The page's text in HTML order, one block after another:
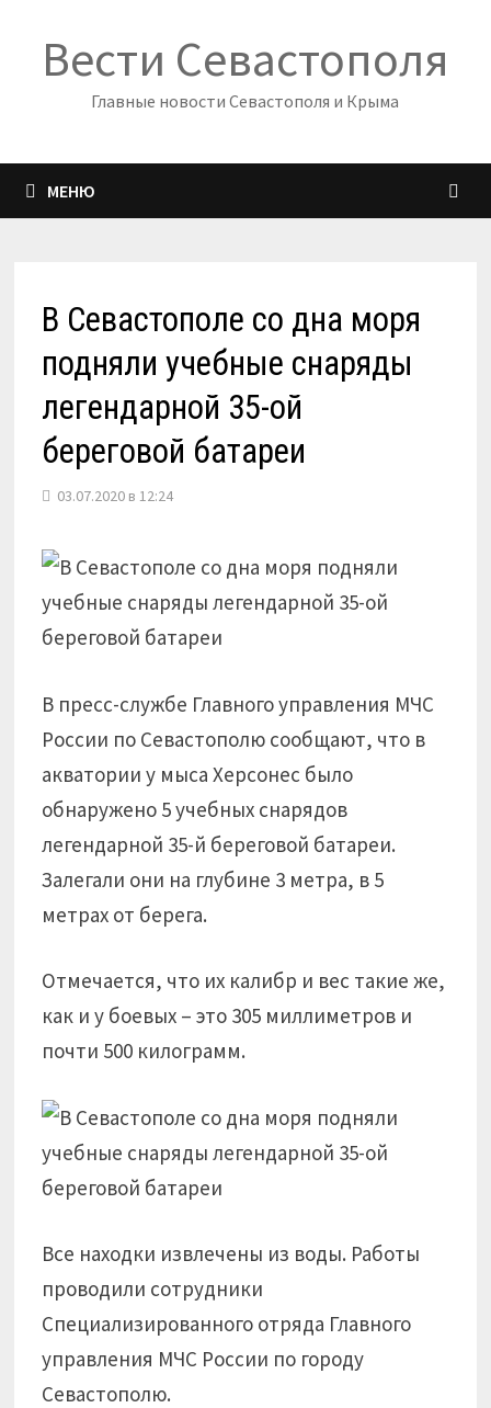
содержимому
Вести Севастополя
Главные новости Севастополя и Крыма
МЕНЮ
В Севастополе со дна моря
подняли учебные снаряды
легендарной 35-ой
береговой батареи
03.07.2020 в 12:24
В пресс-службе Главного управления МЧС
России по Севастополю сообщают, что в
акватории у мыса Херсонес было
обнаружено 5 учебных снарядов
легендарной 35-й береговой батареи.
Залегали они на глубине 3 метра, в 5
метрах от берега.
Отмечается, что их калибр и вес такие же,
как и у боевых – это 305 миллиметров и
почти 500 килограмм.
Все находки извлечены из воды. Работы
проводили сотрудники
Специализированного отряда Главного
управления МЧС России по городу
Севастополю.